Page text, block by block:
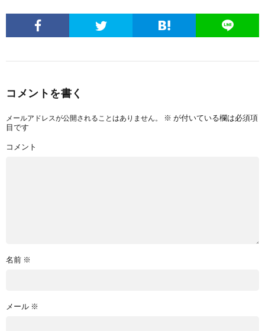
コメントを書く
メールアドレスが公開されることはありません。 ※ が付いている欄は必須項
目です
コメント
名前 ※
メール ※